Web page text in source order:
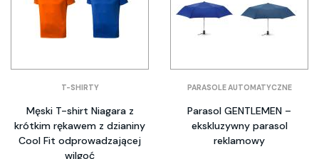
T-SHIRTY
Męski T-shirt Niagara z
krótkim rękawem z dzianiny
Cool Fit odprowadzającej
wilgoć
PARASOLE AUTOMATYCZNE
Parasol GENTLEMEN –
ekskluzywny parasol
reklamowy